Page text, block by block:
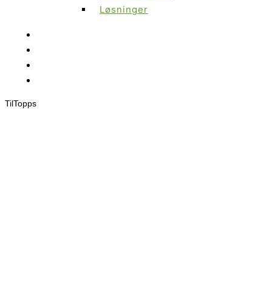
Løsninger
TilTopps